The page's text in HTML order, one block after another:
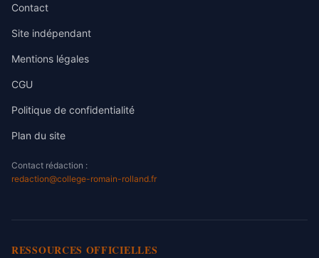
Contact
Site indépendant
Mentions légales
CGU
Politique de confidentialité
Plan du site
Contact rédaction :
redaction@college-romain-rolland.fr
RESSOURCES OFFICIELLES